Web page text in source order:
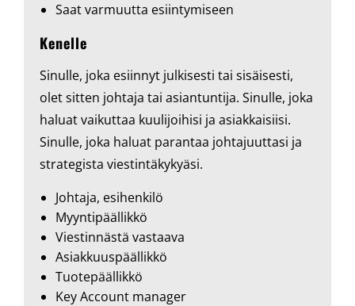
Saat varmuutta esiintymiseen
Kenelle
Sinulle, joka esiinnyt julkisesti tai sisäisesti,
olet sitten johtaja tai asiantuntija. Sinulle, joka
haluat vaikuttaa kuulijoihisi ja asiakkaisiisi.
Sinulle, joka haluat parantaa johtajuuttasi ja
strategista viestintäkykyäsi.
Johtaja, esihenkilö
Myyntipäällikkö
Viestinnästä vastaava
Asiakkuuspäällikkö
Tuotepäällikkö
Key Account manager